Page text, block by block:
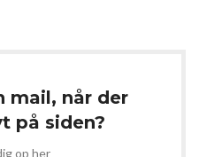
mail, når der
på siden?
op her